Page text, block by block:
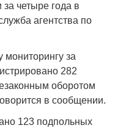
за четыре года в
агентства по
за
282
оборотом
в сообщении.
123 подпольных